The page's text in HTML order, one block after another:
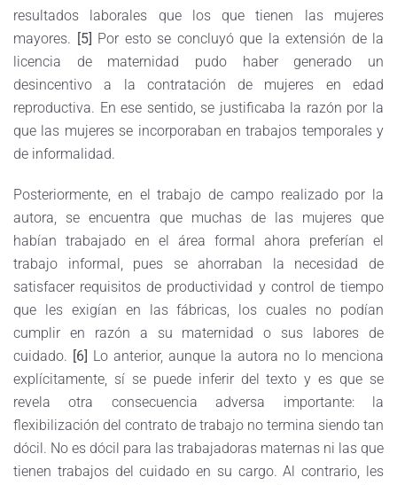
resultados laborales que los que tienen las mujeres
mayores. [5] Por esto se concluyó que la extensión de la
licencia de maternidad pudo haber generado un
desincentivo a la contratación de mujeres en edad
reproductiva. En ese sentido, se justificaba la razón por la
que las mujeres se incorporaban en trabajos temporales y
de informalidad.
Posteriormente, en el trabajo de campo realizado por la
autora, se encuentra que muchas de las mujeres que
habían trabajado en el área formal ahora preferían el
trabajo informal, pues se ahorraban la necesidad de
satisfacer requisitos de productividad y control de tiempo
que les exigían en las fábricas, los cuales no podían
cumplir en razón a su maternidad o sus labores de
cuidado. [6] Lo anterior, aunque la autora no lo menciona
explícitamente, sí se puede inferir del texto y es que se
revela otra consecuencia adversa importante: la
flexibilización del contrato de trabajo no termina siendo tan
dócil. No es dócil para las trabajadoras maternas ni las que
tienen trabajos del cuidado en su cargo. Al contrario, les